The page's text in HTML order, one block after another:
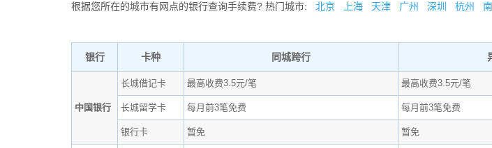
根据您所在的城市有网点的银行查询手续费? 热门城市: 北京 上海 天津 广州 深圳 杭州
银行 卡种 同城跨行
中国银行
长城借记卡 最高收费3.5元/笔 最高收费3.5元/笔
长城留学卡 每月前3笔免费 每月前3笔免费
银行卡 暂免 暂免